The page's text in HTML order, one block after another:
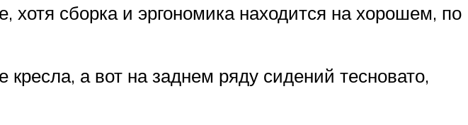
хотя сборка и эргономика находится на хорошем, по
а вот на заднем ряду сидений тесновато,